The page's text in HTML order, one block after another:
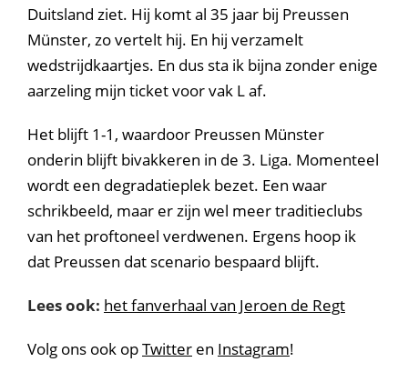
Duitsland ziet. Hij komt al 35 jaar bij Preussen
Münster, zo vertelt hij. En hij verzamelt
wedstrijdkaartjes. En dus sta ik bijna zonder enige
aarzeling mijn ticket voor vak L af.
Het blijft 1-1, waardoor Preussen Münster
onderin blijft bivakkeren in de 3. Liga. Momenteel
wordt een degradatieplek bezet. Een waar
schrikbeeld, maar er zijn wel meer traditieclubs
van het proftoneel verdwenen. Ergens hoop ik
dat Preussen dat scenario bespaard blijft.
Lees ook: het fanverhaal van Jeroen de Regt
Volg ons ook opTwitter en Instagram!